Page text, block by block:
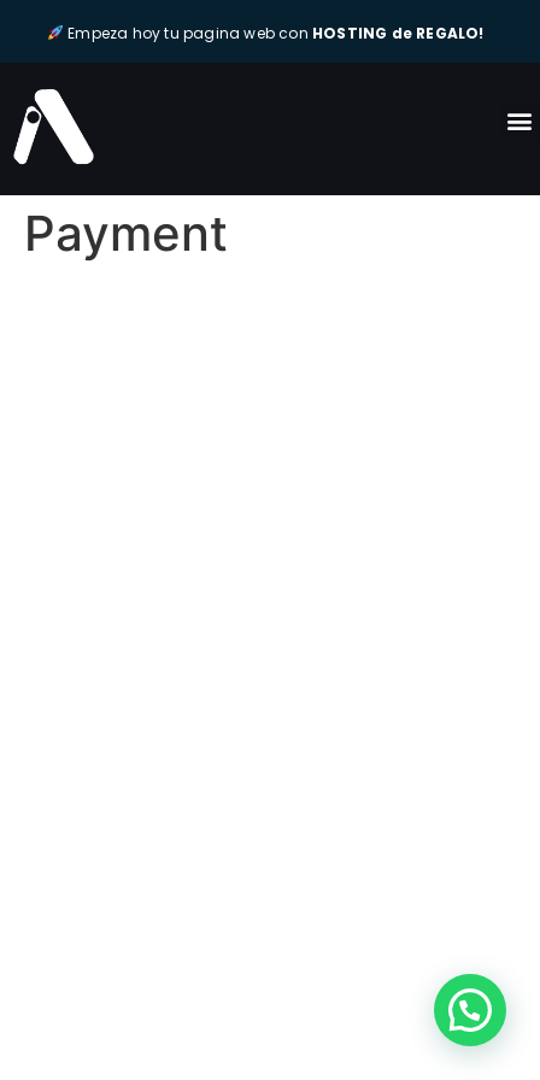
Empeza hoy tu pagina web con HOSTING de REGALO!
Payment